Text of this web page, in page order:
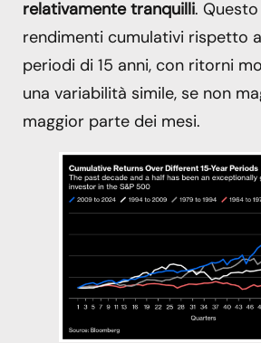
relativamente tranquilli.
rendimenti cumulativi rispetto
periodi di 15 anni, con ritorni
una variabilità simile, se non
maggior parte dei mesi.